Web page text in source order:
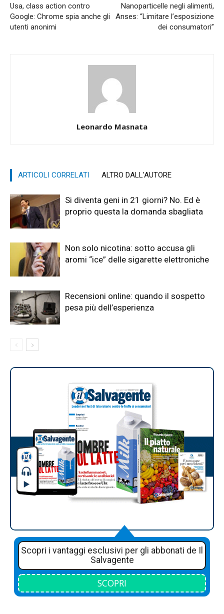
Usa, class action contro
Google: Chrome spia anche gli
utenti anonimi
Nanoparticelle negli alimenti,
Anses: “Limitare l’esposizione
dei consumatori”
Leonardo Masnata
ARTICOLI CORRELATI ALTRO DALL'AUTORE
Si diventa geni in 21 giorni? No. Ed è
proprio questa la domanda sbagliata
Non solo nicotina: sotto accusa gli
aromi “ice” delle sigarette elettroniche
Recensioni online: quando il sospetto
pesa più dell’esperienza
Scopri i vantaggi esclusivi per gli abbonati de Il
Salvagente
SCOPRI